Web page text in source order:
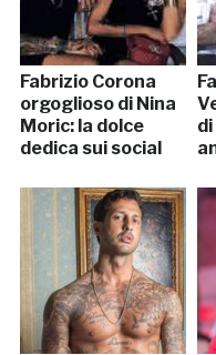
Fabrizio Corona
orgoglioso di Nina
Moric: la dolce
dedica sui social